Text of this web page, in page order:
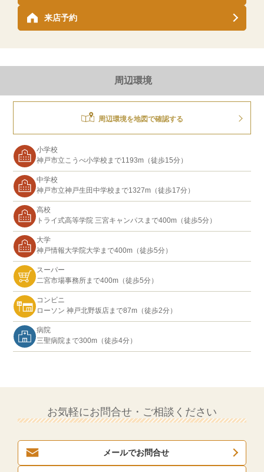
来店予約
周辺環境
周辺環境を地図で確認する
小学校
神戸市立こうべ小学校まで1193m（徒歩15分）
中学校
神戸市立神戸生田中学校まで1327m（徒歩17分）
高校
トライ式高等学院 三宮キャンパスまで400m（徒歩5分）
大学
神戸情報大学院大学まで400m（徒歩5分）
スーパー
二宮市場事務所まで400m（徒歩5分）
コンビニ
ローソン 神戸北野坂店まで87m（徒歩2分）
病院
三聖病院まで300m（徒歩4分）
お気軽にお問合せ・ご相談ください
メールでお問合せ